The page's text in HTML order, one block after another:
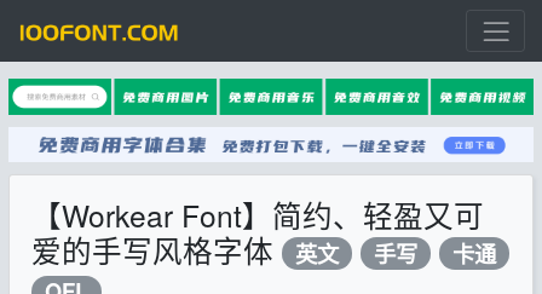
【Workear Font】简约、轻盈又可
爱的手写风格字体
英文 手写
卡通